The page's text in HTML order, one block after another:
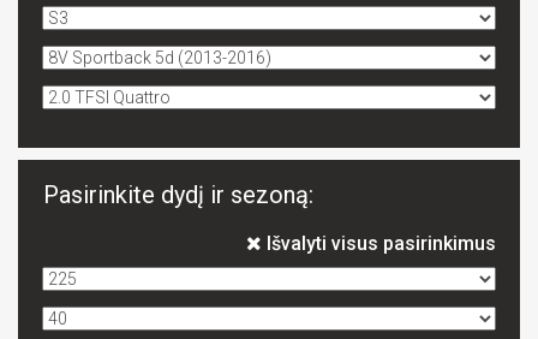
Pasirinkite dydį ir sezoną:
Išvalyti visus pasirinkimus